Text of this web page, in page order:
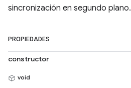
sincronización en segundo plano.
PROPIEDADES
constructor
void